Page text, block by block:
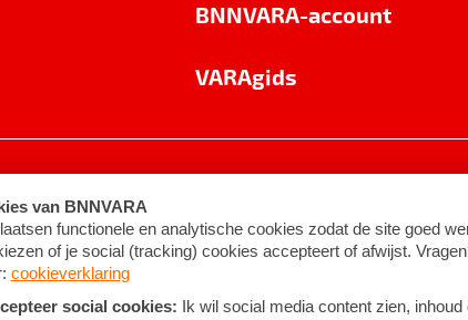
BNNVARA-account
VARAgids
Algemene voorwaarden ©2026BNNVARA